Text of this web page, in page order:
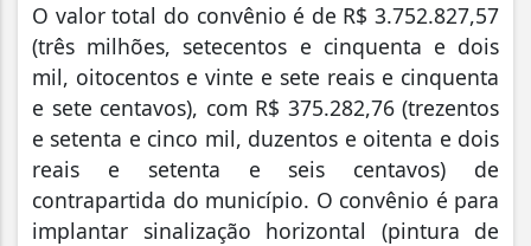
O valor total do convênio é de R$ 3.752.827,57
(três milhões, setecentos e cinquenta e dois
mil, oitocentos e vinte e sete reais e cinquenta
e sete centavos), com R$ 375.282,76 (trezentos
e setenta e cinco mil, duzentos e oitenta e dois
reais e setenta e seis centavos) de
contrapartida do município. O convênio é para
implantar sinalização horizontal (pintura de